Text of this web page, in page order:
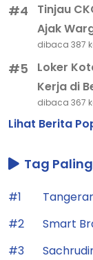
#4
Tinjau
Ajak
dibaca 387
#5
Loker
Kerja di
dibaca 367
Lihat Berita
Tag
#1
#2
Smart
#3